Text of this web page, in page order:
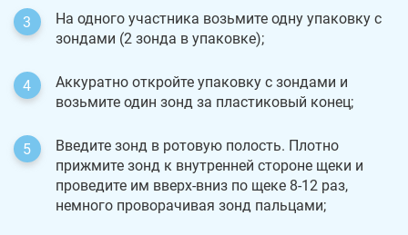
На одного участника возьмите одну упаковку с
зондами (2 зонда в упаковке);
Аккуратно откройте упаковку с зондами и
возьмите один зонд за пластиковый конец;
Введите зонд в ротовую полость. Плотно
прижмите зонд к внутренней стороне щеки и
проведите им вверх-вниз по щеке 8-12 раз,
немного проворачивая зонд пальцами;